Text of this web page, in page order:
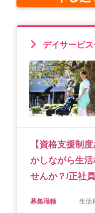
支
会社概要 個
デイサービ
【資格支援制
かしながら生
せんか？/正社員
募集職種 生活